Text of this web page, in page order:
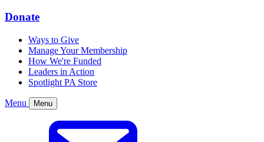
Donate
Ways to Give
Manage Your Membership
How We're Funded
Leaders in Action
Spotlight PA Store
Menu Menu